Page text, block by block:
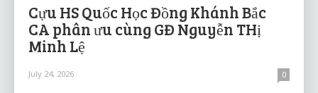
Cựu HS Quốc Học Đồng Khánh Bắc
CA phân ưu cùng GĐ Nguyễn THị
Minh Lệ
July 24, 2026 0